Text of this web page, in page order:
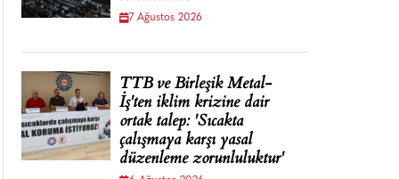
7 Ağustos 2026
TTB ve Birleşik Metal-
İş'ten iklim krizine dair
ortak talep: 'Sıcakta
çalışmaya karşı yasal
düzenleme zorunluluktur'